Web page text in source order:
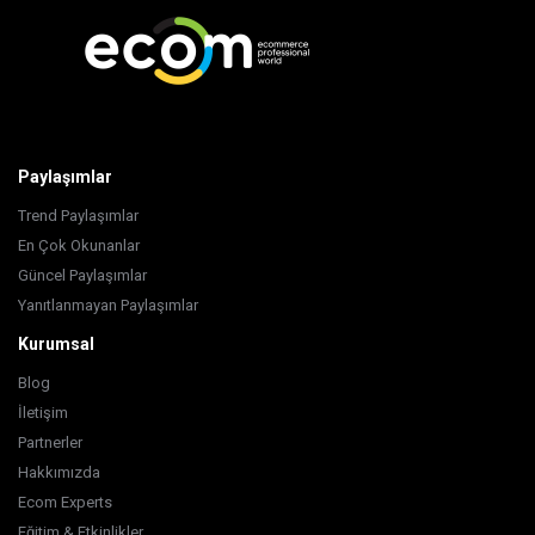
Paylaşımlar
Trend Paylaşımlar
En Çok Okunanlar
Güncel Paylaşımlar
Yanıtlanmayan Paylaşımlar
Kurumsal
Blog
İletişim
Partnerler
Hakkımızda
Ecom Experts